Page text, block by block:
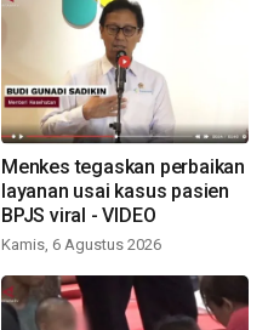
Menkes tegaskan perbaikan
layanan usai kasus pasien
BPJS viral - VIDEO
Kamis, 6 Agustus 2026